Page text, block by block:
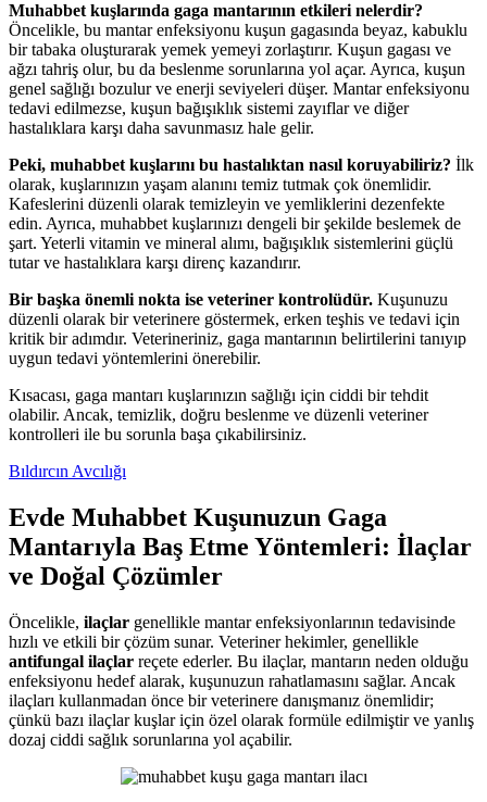
Muhabbet kuşlarında gaga mantarının etkileri nelerdir?
Öncelikle, bu mantar enfeksiyonu kuşun gagasında beyaz, kabuklu
bir tabaka oluşturarak yemek yemeyi zorlaştırır. Kuşun gagası ve
ağzı tahriş olur, bu da beslenme sorunlarına yol açar. Ayrıca, kuşun
genel sağlığı bozulur ve enerji seviyeleri düşer. Mantar enfeksiyonu
tedavi edilmezse, kuşun bağışıklık sistemi zayıflar ve diğer
hastalıklara karşı daha savunmasız hale gelir.
Peki, muhabbet kuşlarını bu hastalıktan nasıl koruyabiliriz? İlk
olarak, kuşlarınızın yaşam alanını temiz tutmak çok önemlidir.
Kafeslerini düzenli olarak temizleyin ve yemliklerini dezenfekte
edin. Ayrıca, muhabbet kuşlarınızı dengeli bir şekilde beslemek de
şart. Yeterli vitamin ve mineral alımı, bağışıklık sistemlerini güçlü
tutar ve hastalıklara karşı direnç kazandırır.
Bir başka önemli nokta ise veteriner kontrolüdür. Kuşunuzu
düzenli olarak bir veterinere göstermek, erken teşhis ve tedavi için
kritik bir adımdır. Veterineriniz, gaga mantarının belirtilerini tanıyıp
uygun tedavi yöntemlerini önerebilir.
Kısacası, gaga mantarı kuşlarınızın sağlığı için ciddi bir tehdit
olabilir. Ancak, temizlik, doğru beslenme ve düzenli veteriner
kontrolleri ile bu sorunla başa çıkabilirsiniz.
Bıldırcın Avcılığı
Evde Muhabbet Kuşunuzun Gaga
Mantarıyla Baş Etme Yöntemleri: İlaçlar
ve Doğal Çözümler
Öncelikle, ilaçlar genellikle mantar enfeksiyonlarının tedavisinde
hızlı ve etkili bir çözüm sunar. Veteriner hekimler, genellikle
antifungal ilaçlar reçete ederler. Bu ilaçlar, mantarın neden olduğu
enfeksiyonu hedef alarak, kuşunuzun rahatlamasını sağlar. Ancak
ilaçları kullanmadan önce bir veterinere danışmanız önemlidir;
çünkü bazı ilaçlar kuşlar için özel olarak formüle edilmiştir ve yanlış
dozaj ciddi sağlık sorunlarına yol açabilir.